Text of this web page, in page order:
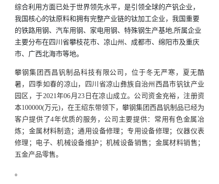
综合利用方面已处于世界领先水平，是引领全球的产钒企业，
我国核心的钛原料和拥有完整产业链的钛加工企业，我国重要
的铁路用钢、汽车用钢、家电用钢、特殊钢生产基地,所属企业
主要分布在四川省攀枝花市、凉山州、成都市、绵阳市及重庆
市、广西北海市等地。
攀钢集团西昌钒制品科技有限公司，位于冬无严寒，夏无酷
暑，四季如春的凉山，四川省凉山彝族自治州西昌市钒钛产业
园区，于2021年06月23日在凉山成立。公司资金充裕，注册资
本100000(万元)，在王绍东带领下，攀钢集团西昌钒制品已经为
客户提供了4年优质的服务，公司主要提供：常用有色金属冶
炼；金属材料制造；通用设备修理；专用设备修理；仪器仪表
修理；电子、机械设备维护；机械设备销售；金属材料销售；
五金产品零售。
。